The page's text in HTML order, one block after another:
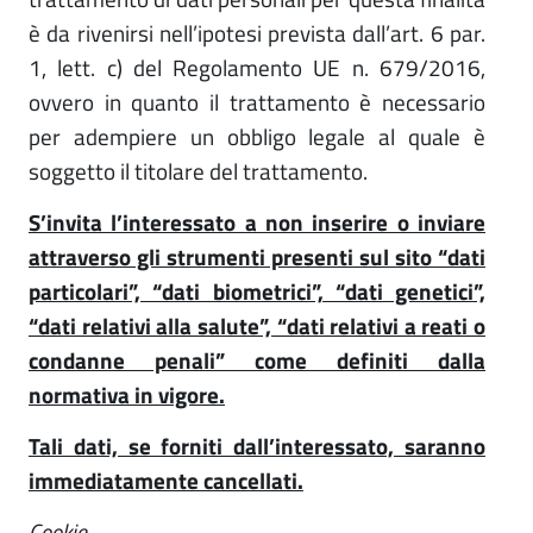
è da rivenirsi nell’ipotesi prevista dall’art. 6 par.
1, lett. c) del Regolamento UE n. 679/2016,
ovvero in quanto il trattamento è necessario
per adempiere un obbligo legale al quale è
soggetto il titolare del trattamento.
S’invita l’interessato a non inserire o inviare
attraverso gli strumenti presenti sul sito “dati
particolari”, “dati biometrici”, “dati genetici”,
“dati relativi alla salute”, “dati relativi a reati o
condanne penali” come definiti dalla
normativa in vigore.
Tali dati, se forniti dall’interessato, saranno
immediatamente cancellati.